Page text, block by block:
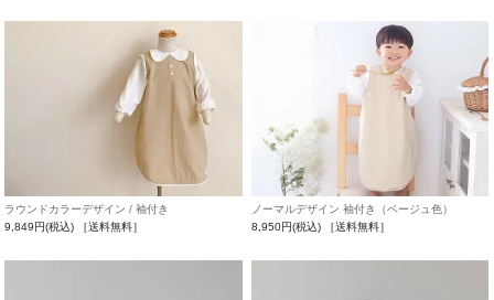
ラウンドカラーデザイン / 袖付き
9,849円(税込)
［送料無料］
ノーマルデザイン 袖付き（ベージュ色）
8,950円(税込)
［送料無料］